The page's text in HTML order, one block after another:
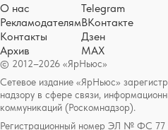
© 2012–2026 «ЯрНьюс»
Сетевое издание «ЯрНьюс»
надзору в сфере связи,
коммуникаций (Роскомнадзор).
Регистрационный номер ЭЛ № ФС 77
О нас
Рекламодателям
Контакты
Архив
Telegram
ВКонтакте
Дзен
MAX